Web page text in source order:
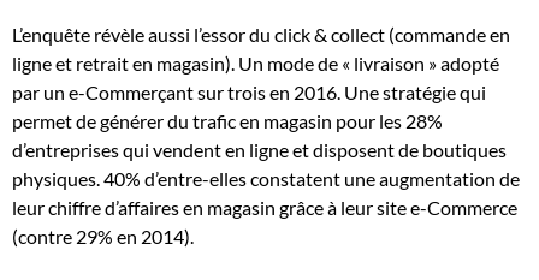
L’enquête révèle aussi l’essor du click & collect (commande en
ligne et retrait en magasin). Un mode de « livraison » adopté
par un e-Commerçant sur trois en 2016. Une stratégie qui
permet de générer du trafic en magasin pour les 28%
d’entreprises qui vendent en ligne et disposent de boutiques
physiques. 40% d’entre-elles constatent une augmentation de
leur chiffre d’affaires en magasin grâce à leur site e-Commerce
(contre 29% en 2014).